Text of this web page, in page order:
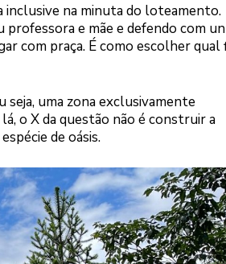
inclusive na minuta do loteamento.
e mãe e defendo com
com praça. É como escolher
seja, uma zona exclusivamente
o X da questão não é construir a
de oásis.